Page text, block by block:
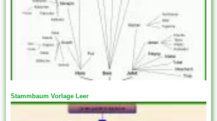
Stammbaum Vorlage Leer